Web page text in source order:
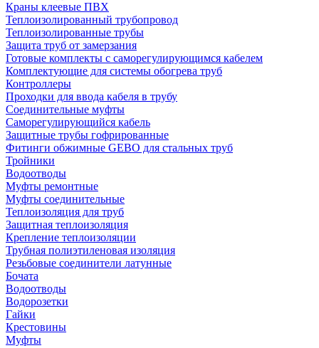
Краны клеевые ПВХ
Теплоизолированный трубопровод
Теплоизолированные трубы
Защита труб от замерзания
Готовые комплекты с саморегулирующимся кабелем
Комплектующие для системы обогрева труб
Контроллеры
Проходки для ввода кабеля в трубу
Соединительные муфты
Саморегулирующийся кабель
Защитные трубы гофрированные
Фитинги обжимные GEBO для стальных труб
Тройники
Водоотводы
Муфты ремонтные
Муфты соединительные
Теплоизоляция для труб
Защитная теплоизоляция
Крепление теплоизоляции
Трубная полиэтиленовая изоляция
Резьбовые соединители латунные
Бочата
Водоотводы
Водорозетки
Гайки
Крестовины
Муфты